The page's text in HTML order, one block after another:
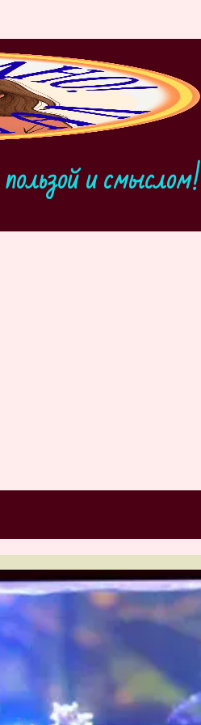
и смыслом!